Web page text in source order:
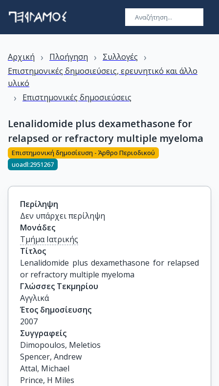
Αρχική › Πλοήγηση › Συλλογές ›
Επιστημονικές δημοσιεύσεις, ερευνητικό και άλλο
υλικό
› Επιστημονικές δημοσιεύσεις
Lenalidomide plus dexamethasone for
relapsed or refractory multiple myeloma
Επιστημονική δημοσίευση - Άρθρο Περιοδικού
uoadl:2951267
Περίληψη
Δεν υπάρχει περίληψη
Μονάδες
Τμήμα Ιατρικής
Τίτλος
Lenalidomide plus dexamethasone for relapsed
or refractory multiple myeloma
Γλώσσες Τεκμηρίου
Αγγλικά
Έτος δημοσίευσης
2007
Συγγραφείς
Dimopoulos, Meletios
Spencer, Andrew
Attal, Michael
Prince, H Miles